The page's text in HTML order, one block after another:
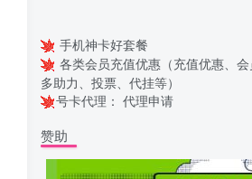
手机神卡好套餐
各类会员充值优惠（充值优惠、
多助力、投票、代挂等）
号卡代理： 代理申请
赞助